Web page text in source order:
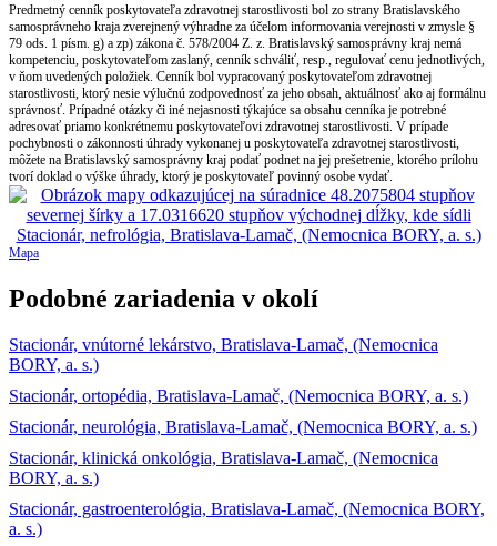
Predmetný cenník poskytovateľa zdravotnej starostlivosti bol zo strany Bratislavského
samosprávneho kraja zverejnený výhradne za účelom informovania verejnosti v zmysle §
79 ods. 1 písm. g) a zp) zákona č. 578/2004 Z. z. Bratislavský samosprávny kraj nemá
kompetenciu, poskytovateľom zaslaný, cenník schváliť, resp., regulovať cenu jednotlivých,
v ňom uvedených položiek. Cenník bol vypracovaný poskytovateľom zdravotnej
starostlivosti, ktorý nesie výlučnú zodpovednosť za jeho obsah, aktuálnosť ako aj formálnu
správnosť. Prípadné otázky či iné nejasnosti týkajúce sa obsahu cenníka je potrebné
adresovať priamo konkrétnemu poskytovateľovi zdravotnej starostlivosti. V prípade
pochybnosti o zákonnosti úhrady vykonanej u poskytovateľa zdravotnej starostlivosti,
môžete na Bratislavský samosprávny kraj podať podnet na jej prešetrenie, ktorého prílohu
tvorí doklad o výške úhrady, ktorý je poskytovateľ povinný osobe vydať.
Mapa
Podobné zariadenia v okolí
Stacionár, vnútorné lekárstvo, Bratislava-Lamač, (Nemocnica
BORY, a. s.)
Stacionár, ortopédia, Bratislava-Lamač, (Nemocnica BORY, a. s.)
Stacionár, neurológia, Bratislava-Lamač, (Nemocnica BORY, a. s.)
Stacionár, klinická onkológia, Bratislava-Lamač, (Nemocnica
BORY, a. s.)
Stacionár, gastroenterológia, Bratislava-Lamač, (Nemocnica BORY,
a. s.)